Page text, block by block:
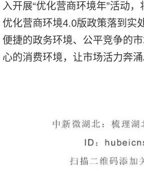
入开展“优化营商环境年”活动
优化营商环境4.0版政策落到实
便捷的政务环境、公平竞争的
心的消费环境，让市场活力奔涌